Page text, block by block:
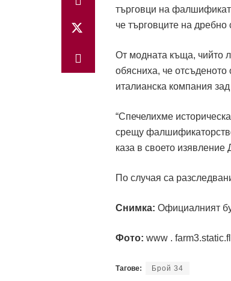
че търговците на
От модната къща, чийто
обясниха, че
италианска компания
“Спечелихме
срещу
каза в своето
По случая са
Снимка: Официалният
Фото: www .
Тагове: Брой 34